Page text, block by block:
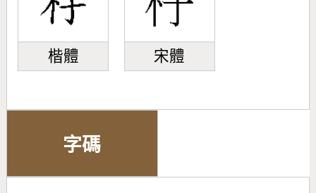
楷體 宋體
字碼